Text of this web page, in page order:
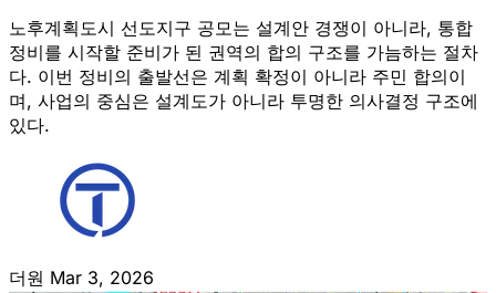
노후계획도시 선도지구 공모는 설계안 경쟁이 아니라, 통합
정비를 시작할 준비가 된 권역의 합의 구조를 가늠하는 절차
다. 이번 정비의 출발선은 계획 확정이 아니라 주민 합의이
며, 사업의 중심은 설계도가 아니라 투명한 의사결정 구조에
있다.
더원 Mar 3, 2026